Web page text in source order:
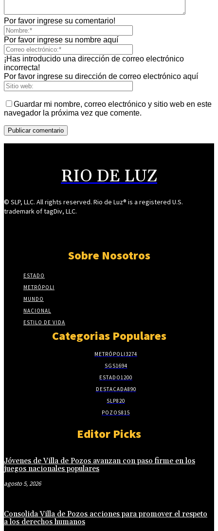
Por favor ingrese su comentario!
Por favor ingrese su nombre aquí
¡Has introducido una dirección de correo electrónico
incorrecta!
Por favor ingrese su dirección de correo electrónico aquí
Guardar mi nombre, correo electrónico y sitio web en este
navegador la próxima vez que comente.
RIO DE LUZ
© SLP, LLC. All rights reserved. Rio de Luz® is a registered U.S.
trademark of tagDiv, LLC.
Sobre Nosotros
ESTADO
METRÓPOLI
MUNDO
NACIONAL
ESTILO DE VIDA
Categorias Populares
METRÓPOLI3274
SGS1694
ESTADO1200
DESTACADA890
SLP820
POZOS815
Editor Picks
Jóvenes de Villa de Pozos avanzan con paso firme en los
juegos nacionales populares
agosto 5, 2026
Consolida Villa de Pozos acciones para promover el respeto
a los derechos humanos